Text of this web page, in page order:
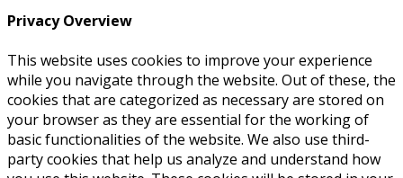
Privacy Overview
This website uses cookies to improve your experience
while you navigate through the website. Out of these, the
cookies that are categorized as necessary are stored on
your browser as they are essential for the working of
basic functionalities of the website. We also use third-
party cookies that help us analyze and understand how